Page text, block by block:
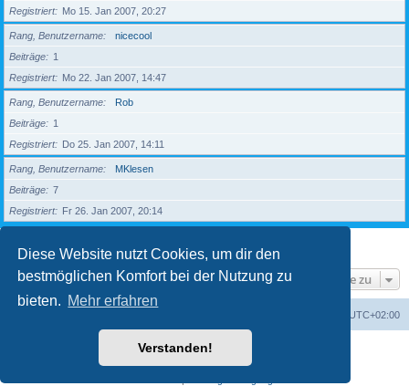
Diese Website nutzt Cookies, um dir den
bestmöglichen Komfort bei der Nutzung zu
bieten. Mehr erfahren
Verstanden!
Registriert
Mo 15. Jan 2007, 20:27
Rang, Benutzername
nicecool
Beiträge
1
Registriert
Mo 22. Jan 2007, 14:47
Rang, Benutzername
Rob
Beiträge
1
Registriert
Do 25. Jan 2007, 14:11
Rang, Benutzername
MKlesen
Beiträge
7
Registriert
Fr 26. Jan 2007, 20:14
203 Mitglieder 1 2 3 4 5
Gehe zu
UTC+02:00
Powered byphpBB® Forum Software © phpBB Limited
phpBB.de